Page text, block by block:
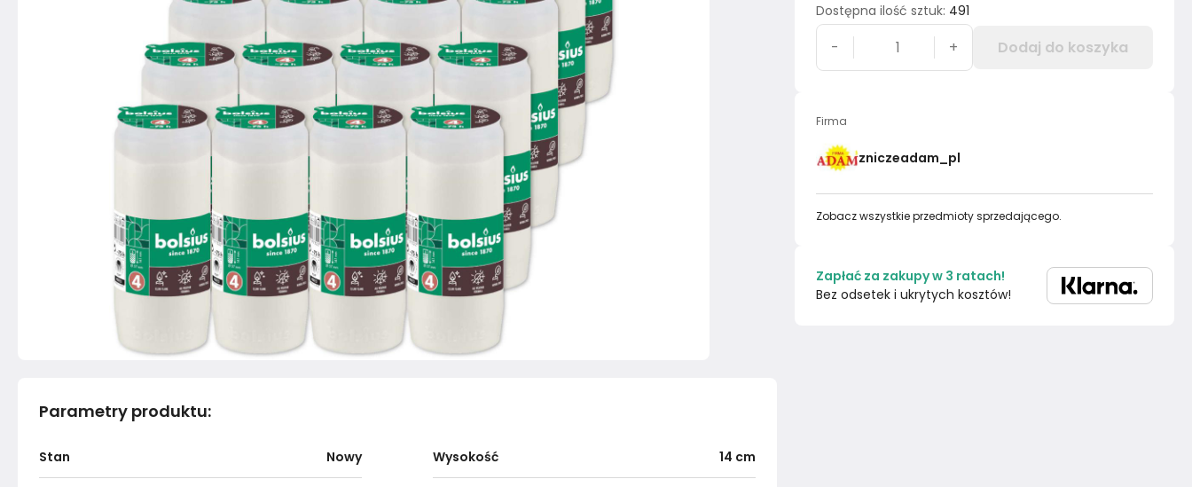
Parametry produktu:
Stan Nowy Wysokość 14 cm
Dostępna ilość sztuk: 491
- + Dodaj do koszyka
Firma
zniczeadam_pl
Zobacz wszystkie przedmioty sprzedającego.
Zapłać za zakupy w 3 ratach!
Bez odsetek i ukrytych kosztów!